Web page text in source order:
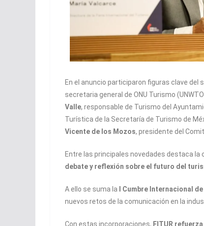
En el anuncio participaron figuras clave del
secretaria general de ONU Turismo
Valle, responsable de Turismo del
Turística de la Secretaría de Turismo de
Vicente de los Mozos, presidente del
Entre las principales novedades destaca la
debate y reflexión sobre el futuro del
A ello se suma la I Cumbre Internacional
nuevos retos de la comunicación en la
Con estas incorporaciones, FITUR